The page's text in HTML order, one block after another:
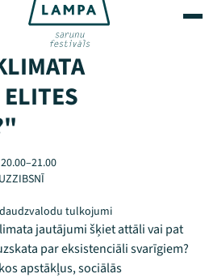
tulkojumi
jautājumi šķiet attāli vai pat
par eksistenciāli svarīgiem?
apstākļus, sociālās